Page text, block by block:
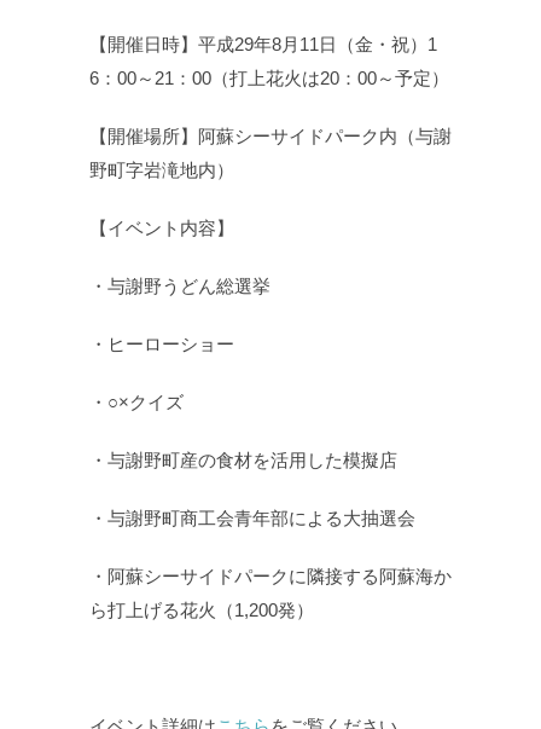
【開催日時】平成29年8月11日（金・祝）1
6：00～21：00（打上花火は20：00～予定）
【開催場所】阿蘇シーサイドパーク内（与謝
野町字岩滝地内）
【イベント内容】
・与謝野うどん総選挙
・ヒーローショー
・○×クイズ
・与謝野町産の食材を活用した模擬店
・与謝野町商工会青年部による大抽選会
・阿蘇シーサイドパークに隣接する阿蘇海か
ら打上げる花火（1,200発）